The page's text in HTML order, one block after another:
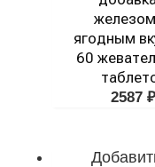
ягодным
60
2587 ₽